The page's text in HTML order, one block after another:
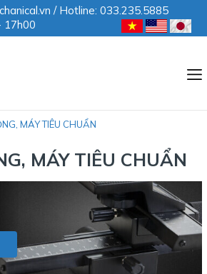
/ Hotline: 033.235.5885
17h00
MÁY TIÊU CHUẨN
MÁY TIÊU CHUẨN